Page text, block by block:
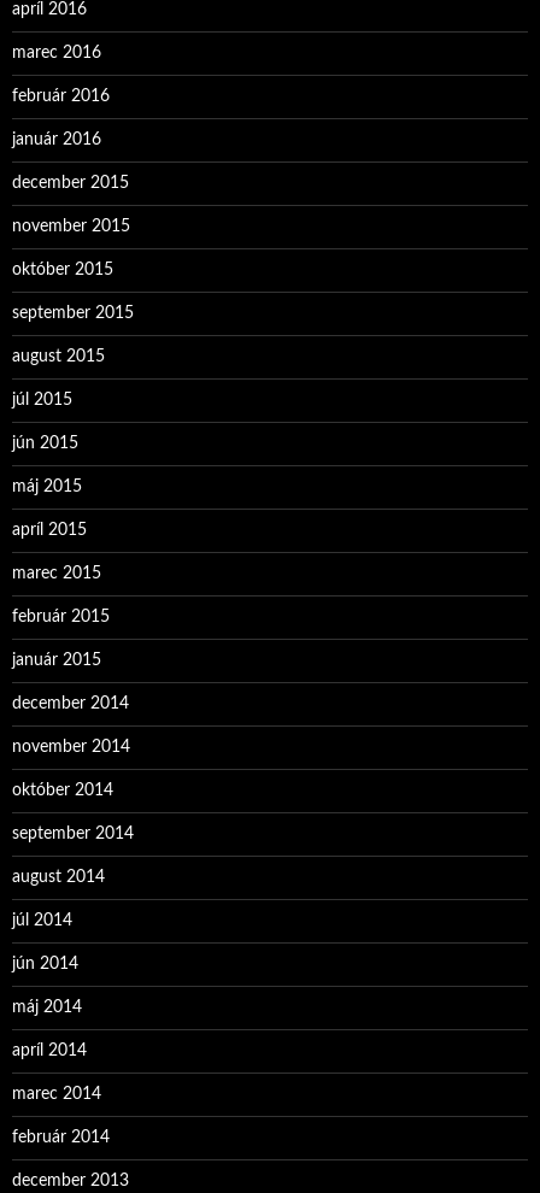
apríl 2016
marec 2016
február 2016
január 2016
december 2015
november 2015
október 2015
september 2015
august 2015
júl 2015
jún 2015
máj 2015
apríl 2015
marec 2015
február 2015
január 2015
december 2014
november 2014
október 2014
september 2014
august 2014
júl 2014
jún 2014
máj 2014
apríl 2014
marec 2014
február 2014
december 2013